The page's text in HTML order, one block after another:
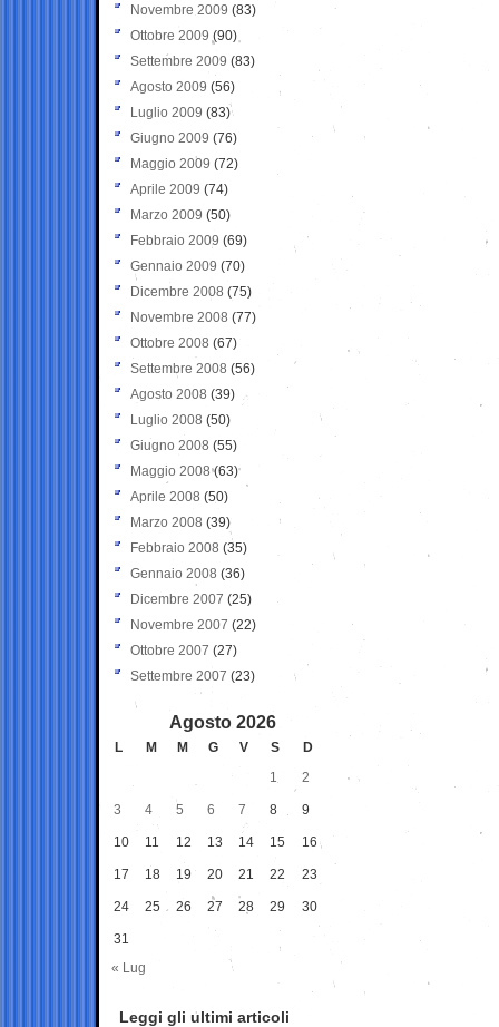
Novembre 2009 (83)
Ottobre 2009 (90)
Settembre 2009 (83)
Agosto 2009 (56)
Luglio 2009 (83)
Giugno 2009 (76)
Maggio 2009 (72)
Aprile 2009 (74)
Marzo 2009 (50)
Febbraio 2009 (69)
Gennaio 2009 (70)
Dicembre 2008 (75)
Novembre 2008 (77)
Ottobre 2008 (67)
Settembre 2008 (56)
Agosto 2008 (39)
Luglio 2008 (50)
Giugno 2008 (55)
Maggio 2008(63)
Aprile 2008 (50)
Marzo 2008 (39)
Febbraio 2008 (35)
Gennaio 2008 (36)
Dicembre 2007 (25)
Novembre 2007 (22)
Ottobre 2007 (27)
Settembre 2007 (23)
Agosto 2026
L M M G V S
D
1
2
3 4 5 6 7 8 9
10 11 12 13 14 15 16
17 18 19 20 21 22 23
24 25 26 27 28 29 30
31
« Lug
Leggi gli ultimi articoli